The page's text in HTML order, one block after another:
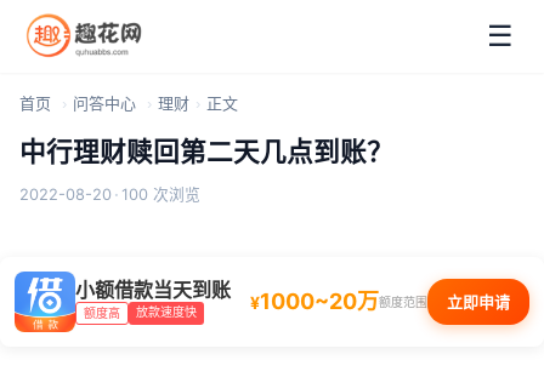
☰
首页 问答中心 理财 正文
中行理财赎回第二天几点到账？
2022-08-20 · 100 次浏览
小额借款当天到账
额度高 放款速度快 ¥1000~20万额度范围 立即申请